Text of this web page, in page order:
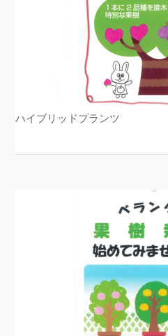
ハイブリッドプランツ